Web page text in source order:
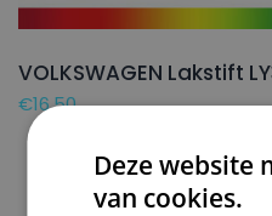
VOLKSWAGEN Lakstift
€16,50
Deze website
van cookies.